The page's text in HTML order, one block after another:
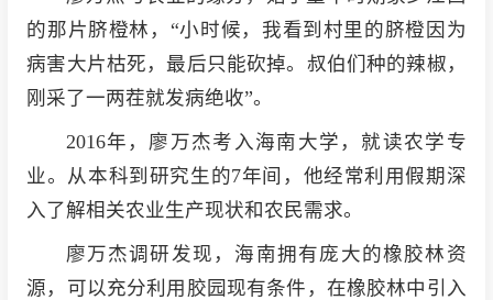
的那片脐橙林，“小时候，我看到村里的脐橙因为
病害大片枯死，最后只能砍掉。叔伯们种的辣椒，
刚采了一两茬就发病绝收”。
2016年，廖万杰考入海南大学，就读农学专
业。从本科到研究生的7年间，他经常利用假期深
入了解相关农业生产现状和农民需求。
廖万杰调研发现，海南拥有庞大的橡胶林资
源，可以充分利用胶园现有条件，在橡胶林中引入